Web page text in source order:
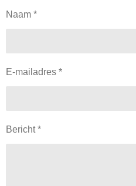
Naam *
E-mailadres *
Bericht *